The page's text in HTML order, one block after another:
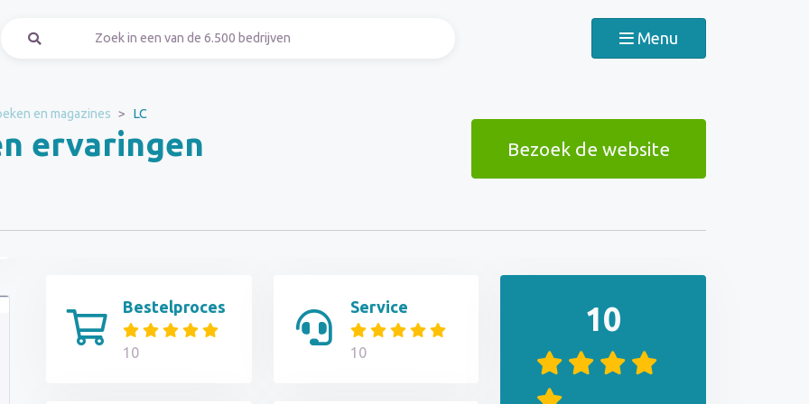
Menu
en magazines LC
ervaringen Bezoek de website
Bestelproces
10
Service
10
10